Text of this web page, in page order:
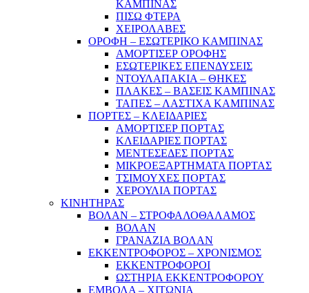
ΚΑΜΠΙΝΑΣ
ΠΙΣΩ ΦΤΕΡΑ
ΧΕΙΡΟΛΑΒΕΣ
ΟΡΟΦΗ – ΕΣΩΤΕΡΙΚΟ ΚΑΜΠΙΝΑΣ
ΑΜΟΡΤΙΣΕΡ ΟΡΟΦΗΣ
ΕΣΩΤΕΡΙΚΕΣ ΕΠΕΝΔΥΣΕΙΣ
ΝΤΟΥΛΑΠΑΚΙΑ – ΘΗΚΕΣ
ΠΛΑΚΕΣ – ΒΑΣΕΙΣ ΚΑΜΠΙΝΑΣ
ΤΑΠΕΣ – ΛΑΣΤΙΧΑ ΚΑΜΠΙΝΑΣ
ΠΟΡΤΕΣ – ΚΛΕΙΔΑΡΙΕΣ
ΑΜΟΡΤΙΣΕΡ ΠΟΡΤΑΣ
ΚΛΕΙΔΑΡΙΕΣ ΠΟΡΤΑΣ
ΜΕΝΤΕΣΕΔΕΣ ΠΟΡΤΑΣ
ΜΙΚΡΟΕΞΑΡΤΗΜΑΤΑ ΠΟΡΤΑΣ
ΤΣΙΜΟΥΧΕΣ ΠΟΡΤΑΣ
ΧΕΡΟΥΛΙΑ ΠΟΡΤΑΣ
ΚΙΝΗΤΗΡΑΣ
ΒΟΛΑΝ – ΣΤΡΟΦΑΛΟΘΑΛΑΜΟΣ
ΒΟΛΑΝ
ΓΡΑΝΑΖΙΑ ΒΟΛΑΝ
ΕΚΚΕΝΤΡΟΦΟΡΟΣ – ΧΡΟΝΙΣΜΟΣ
ΕΚΚΕΝΤΡΟΦΟΡΟΙ
ΩΣΤΗΡΙΑ ΕΚΚΕΝΤΡΟΦΟΡΟΥ
ΕΜΒΟΛΑ – ΧΙΤΩΝΙΑ